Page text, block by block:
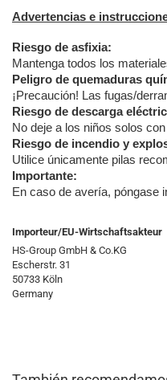
Advertencias e
Riesgo de asfixia:
Mantenga todos los
Peligro de quemaduras
¡Precaución! Las fugas/
Riesgo de descarga
No deje a los niños solos
Riesgo de incendio y
Utilice únicamente pilas
Importante:
En caso de avería, póngase
Importeur/EU-Wirtschaftsakteur
HS-Group GmbH & Co.KG
Escherstr. 31
50733 Köln
Germany